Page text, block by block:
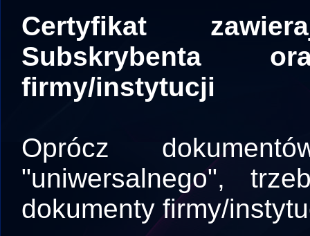
Certyfikat
Subskrybenta
firmy/instytucji
Oprócz
"uniwersalnego",
dokumenty firmy/